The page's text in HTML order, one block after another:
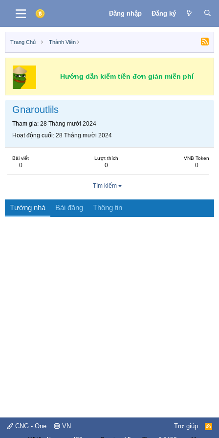
Đăng nhập Đăng ký
Trang Chủ Thành Viên
Hướng dẫn kiếm tiền đơn giản miễn phí
Gnaroutlils
Tham gia 28 Tháng mười 2024
Hoạt động cuối 28 Tháng mười 2024
Bài viết
0
Lượt thích
0
VNB Token
0
Tìm kiếm
Tường nhà Bài đăng Thông tin
CNG - One VN Trợ giúp
R